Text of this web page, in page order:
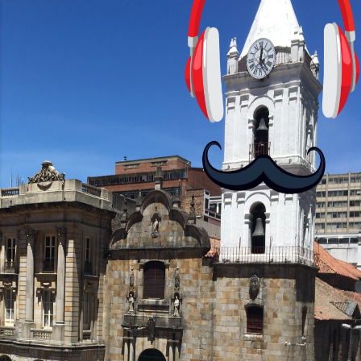
con personajes simpáticos y ayudas
visuales. ¿Será posible que una app que
antes nos enseñó francés, ahora nos
convierta en jugadores de ajedrez? Aún
no podrás jugar contra otros humanos
La aplicación Duolingo fue lanzada en
2012 y cuenta con más de 37 millones
de usuarios activos diarios. Desde 2022,
ha empeza...